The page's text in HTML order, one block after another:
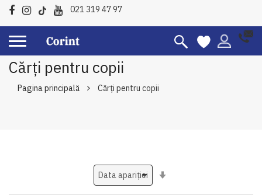
021 319 47 97
Cărți pentru copii
Pagina principală Cărți pentru copii